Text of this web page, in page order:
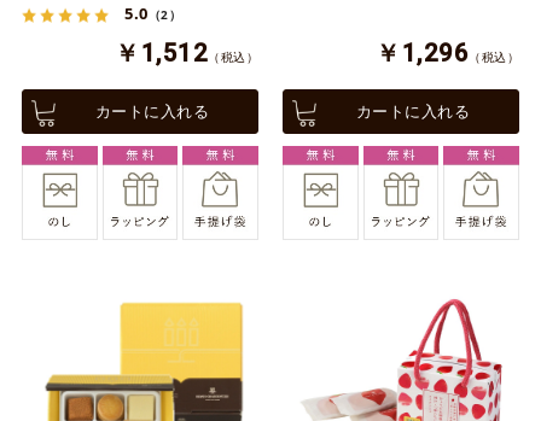
5.0 （2）
￥1,512 （税込）
カートに入れる
￥1,296 （税込）
カートに入れる